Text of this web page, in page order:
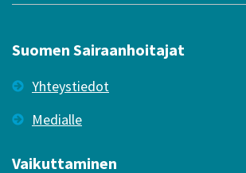
Suomen Sairaanhoitajat
Yhteystiedot
Medialle
Vaikuttaminen